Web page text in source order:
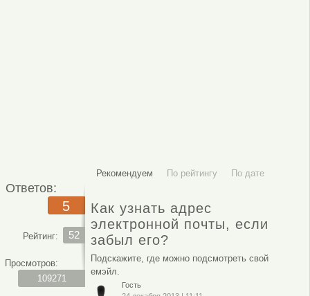
Рекомендуем По рейтингу По дате
Ответов:
5
Рейтинг: 52
Просмотров:
109271
Как узнать адрес
электронной почты, если
забыл его?
Подскажите, где можно подсмотреть свой
емэйл.
Гость